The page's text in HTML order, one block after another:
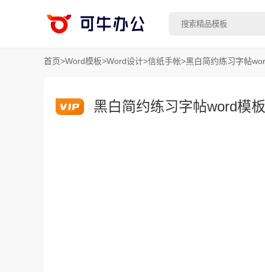
首页>Word模板>Word设计>信纸手帐>黑白简约练习字帖
黑白简约练习字帖word模板